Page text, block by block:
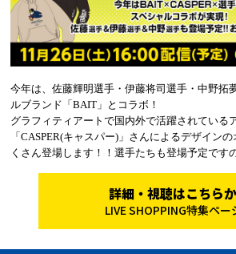
今年は、佐藤輝明選手・伊藤将司選手・中野拓
ルブランド「BAIT」とコラボ！
グラフィティアートで国内外で活躍されている
「CASPER(キャスパー)」さんによるデザイン
くさん登場します！！選手たちも登場予定です
詳細・視聴はこちら
LIVE SHOPPING特集ペー